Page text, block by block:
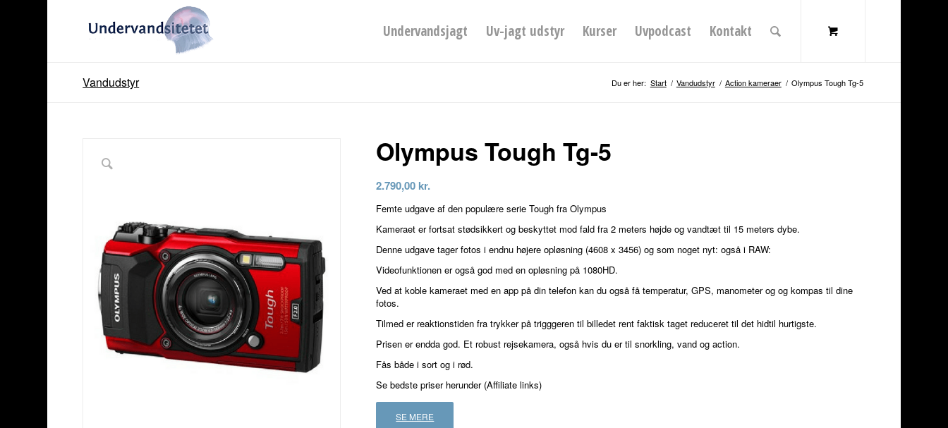
Undervandsjagt Uv-jagt udstyr Kurser Uvpodcast Kontakt
Vandudstyr Du er her: Start / Vandudstyr / Action kameraer / Olympus Tough Tg-5
Olympus Tough Tg-5
2.790,00 kr.
Femte udgave af den populære serie Tough fra Olympus
Kameraet er fortsat stødsikkert og beskyttet mod fald fra 2 meters højde og vandtæt til 15 meters dybe.
Denne udgave tager fotos i endnu højere opløsning (4608 x 3456) og som noget nyt: også i RAW:
Videofunktionen er også god med en opløsning på 1080HD.
Ved at koble kameraet med en app på din telefon kan du også få temperatur, GPS, manometer og og kompas til dine
fotos.
Tilmed er reaktionstiden fra trykker på trigggeren til billedet rent faktisk taget reduceret til det hidtil hurtigste.
Prisen er endda god. Et robust rejsekamera, også hvis du er til snorkling, vand og action.
Fås både i sort og i rød.
Se bedste priser herunder (Affiliate links)
SE MERE